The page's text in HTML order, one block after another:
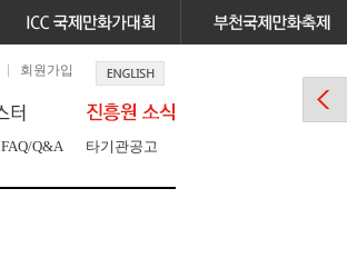
회원가입
FAQ/Q&A 타기관공고